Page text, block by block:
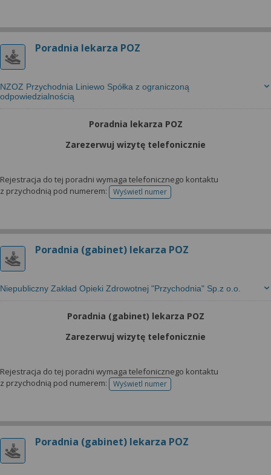
Poradnia lekarza POZ
NZOZ Przychodnia Liniewo Spółka z ograniczoną
odpowiedzialnością
Poradnia lekarza POZ
Zarezerwuj wizytę telefonicznie
Rejestracja do tej poradni wymaga telefonicznego kontaktu
z przychodnią pod numerem:
Wyświetl numertelefonu do rejestracji
Poradnia (gabinet) lekarza POZ
Niepubliczny Zakład Opieki Zdrowotnej "Przychodnia" Sp.z o.o.
Poradnia (gabinet) lekarza POZ
Zarezerwuj wizytę telefonicznie
Rejestracja do tej poradni wymaga telefonicznego kontaktu
z przychodnią pod numerem:
Wyświetl numertelefonu do rejestracji
Poradnia (gabinet) lekarza POZ